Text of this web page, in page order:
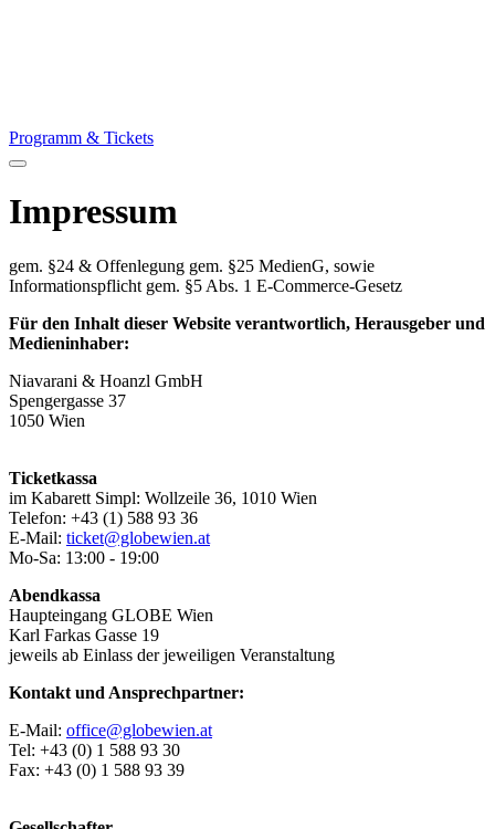
Programm & Tickets
Menü
Impressum
gem. §24 & Offenlegung gem. §25 MedienG, sowie
Informationspflicht gem. §5 Abs. 1 E-Commerce-Gesetz
Für den Inhalt dieser Website verantwortlich, Herausgeber und
Medieninhaber:
Niavarani & Hoanzl GmbH
Spengergasse 37
1050 Wien
Ticketkassa
im Kabarett Simpl: Wollzeile 36, 1010 Wien
Telefon: +43 (1) 588 93 36
E-Mail: ticket@globewien.at
Mo-Sa: 13:00 - 19:00
Abendkassa
Haupteingang GLOBE Wien
Karl Farkas Gasse 19
jeweils ab Einlass der jeweiligen Veranstaltung
Kontakt und Ansprechpartner:
E-Mail: office@globewien.at
Tel: +43 (0) 1 588 93 30
Fax: +43 (0) 1 588 93 39